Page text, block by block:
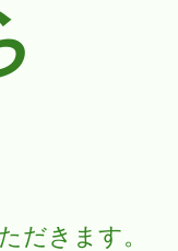
だきます。